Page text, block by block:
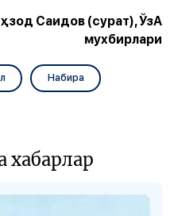
Саидов (сурат), ЎзА
мухбирлари
Набира
хабарлар